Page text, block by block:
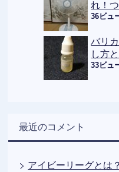
れ！
36ビュ
バリ
し方
33ビュ
最近のコメント
アイビーリーグとは